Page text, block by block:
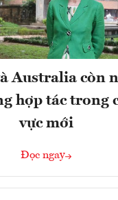
Australia còn
hợp tác trong
vực mới
Đọc ngay